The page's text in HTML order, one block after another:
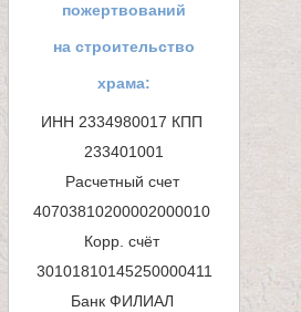
пожертвований
на строительство
храма:
ИНН 2334980017 КПП
233401001
Расчетный счет
40703810200002000010
Корр. счёт
Банк ФИЛИАЛ
с